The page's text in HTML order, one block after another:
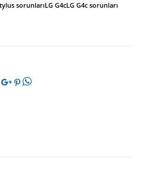
sorunlarıLG G4cLG G4c sorunları